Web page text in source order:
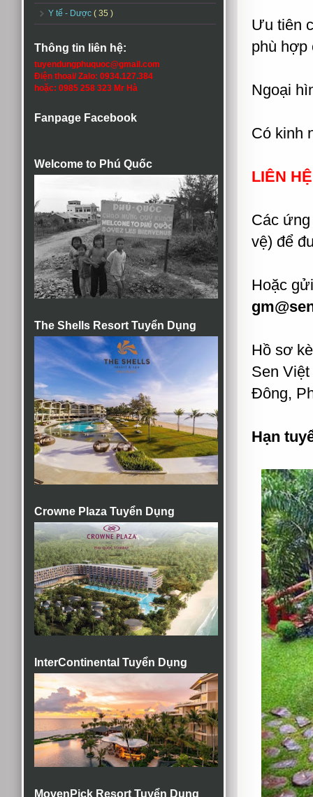
Y tế - Dược ( 35 )
Thông tin liên hệ:
tuyendungphuquoc@gmail.com
Điện thoại/ Zalo: 0934.127.384
hoặc: 0985 258 323 Mr Hà
Fanpage Facebook
Welcome to Phú Quốc
The Shells Resort Tuyển Dụng
Crowne Plaza Tuyển Dụng
InterContinental Tuyển Dụng
MovenPick Resort Tuyển Dụng
Ưu tiên
phù hợp
Ngoại
Có kinh
LIÊN
Các
vệ) để
Hoặc
Hồ sơ
Sen
Đông,
Hạn